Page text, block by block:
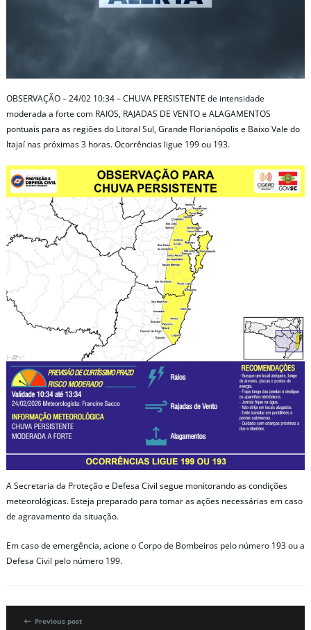
OBSERVAÇÃO – 24/02 10:34 – CHUVA PERSISTENTE de intensidade
moderada a forte com RAIOS, RAJADAS DE VENTO e ALAGAMENTOS
pontuais para as regiões do Litoral Sul, Grande Florianópolis e Baixo Vale do
Itajaí nas próximas 3 horas. Ocorrências ligue 199 ou 193.
A Secretaria da Proteção e Defesa Civil segue monitorando as condições
meteorológicas. Esteja preparado para tomar as ações necessárias em caso
de agravamento da situação.
Em caso de emergência, acione o Corpo de Bombeiros pelo número 193 ou a
Defesa Civil pelo número 199.
Previous post